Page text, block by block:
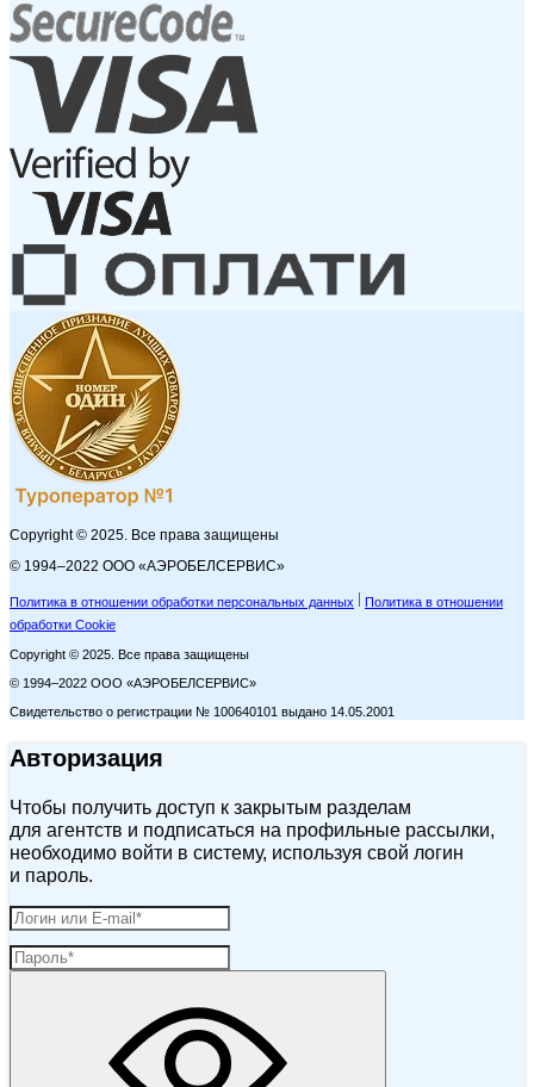
Copyright © 2025. Все права защищены
© 1994–2022 ООО «АЭРОБЕЛСЕРВИС»
Политика в отношении обработки персональных данных
Политика в отношении
обработки Cookie
Copyright © 2025. Все права защищены
© 1994–2022 ООО «АЭРОБЕЛСЕРВИС»
Свидетельство о регистрации № 100640101 выдано 14.05.2001
Авторизация
Чтобы получить доступ к закрытым разделам
для агентств и подписаться на профильные рассылки,
необходимо войти в систему, используя свой логин
и пароль.